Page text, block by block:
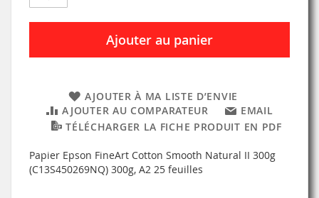
Ajouter au panier
AJOUTER À MA LISTE D’ENVIE
AJOUTER AU COMPARATEUR
EMAIL
TÉLÉCHARGER LA FICHE PRODUIT EN PDF
Papier Epson FineArt Cotton Smooth Natural II 300g
(C13S450269NQ) 300g, A2 25 feuilles